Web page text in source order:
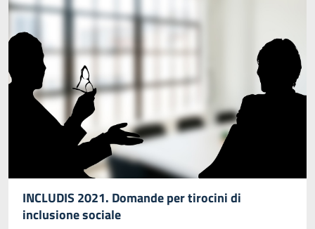
INCLUDIS 2021. Domande per tirocini di
inclusione sociale